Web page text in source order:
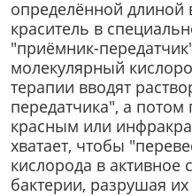
определённой
краситель в
"приёмник-
молекулярный
терапии вводят
передатчика", а
красным или
хватает, чтобы
кислорода в активное
бактерии, разрушая